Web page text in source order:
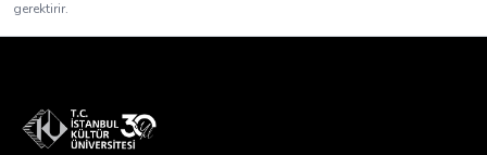
gerektirir.